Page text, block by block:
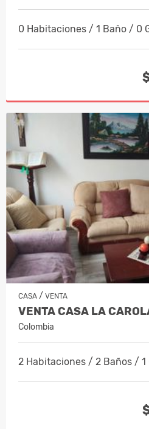
0 Habitaciones / 1 Baño / 0
CASA / VENTA
Colombia
2 Habitaciones / 2 Baños / 1